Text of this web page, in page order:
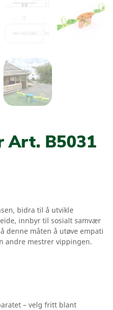
Art. B5031
bidra til å utvikle
innbyr til sosialt samvær
denne måten å utøve empati
andre mestrer vippingen.
– velg fritt blant